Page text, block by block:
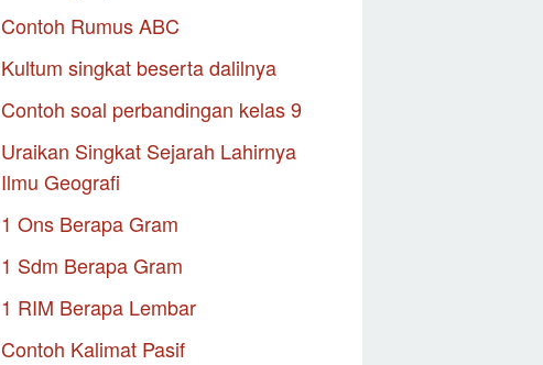
Contoh Rumus ABC
Kultum singkat beserta dalilnya
Contoh soal perbandingan kelas 9
Uraikan Singkat Sejarah Lahirnya
Ilmu Geografi
1 Ons Berapa Gram
1 Sdm Berapa Gram
1 RIM Berapa Lembar
Contoh Kalimat Pasif